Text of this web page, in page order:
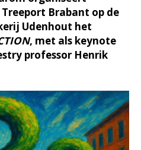
Brabant op de
Udenhout het
, met als keynote
professor Henrik